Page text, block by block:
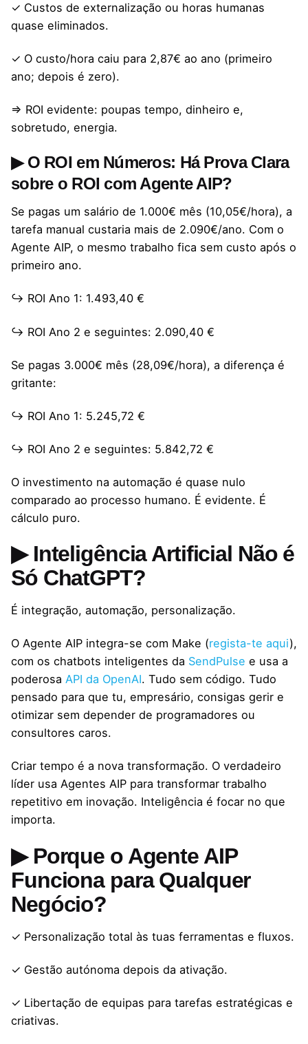
✓ Custos de externalização ou horas humanas
quase eliminados.
✓ O custo/hora caiu para 2,87€ ao ano (primeiro
ano; depois é zero).
⇒ ROI evidente: poupas tempo, dinheiro e,
sobretudo, energia.
▶ O ROI em Números: Há Prova Clara
sobre o ROI com Agente AIP?
Se pagas um salário de 1.000€ mês (10,05€/hora), a
tarefa manual custaria mais de 2.090€/ano. Com o
Agente AIP, o mesmo trabalho fica sem custo após o
primeiro ano.
↪ ROI Ano 1: 1.493,40 €
↪ ROI Ano 2 e seguintes: 2.090,40 €
Se pagas 3.000€ mês (28,09€/hora), a diferença é
gritante:
↪ ROI Ano 1: 5.245,72 €
↪ ROI Ano 2 e seguintes: 5.842,72 €
O investimento na automação é quase nulo
comparado ao processo humano. É evidente. É
cálculo puro.
▶ Inteligência Artificial Não é
Só ChatGPT?
É integração, automação, personalização.
O Agente AIP integra-se com Make (regista-te aqui),
com os chatbots inteligentes da SendPulse e usa a
poderosa API da OpenAI. Tudo sem código. Tudo
pensado para que tu, empresário, consigas gerir e
otimizar sem depender de programadores ou
consultores caros.
Criar tempo é a nova transformação. O verdadeiro
líder usa Agentes AIP para transformar trabalho
repetitivo em inovação. Inteligência é focar no que
importa.
▶ Porque o Agente AIP
Funciona para Qualquer
Negócio?
✓ Personalização total às tuas ferramentas e fluxos.
✓ Gestão autónoma depois da ativação.
✓ Libertação de equipas para tarefas estratégicas e
criativas.